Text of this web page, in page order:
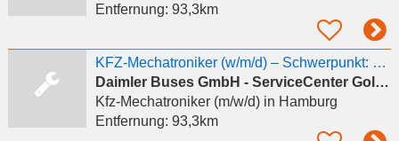
Entfernung: 93,3km
KFZ-Mechatroniker (w/m/d) – Schwerpunkt: Elektrik/Mechanik für Nutzfahrzeugtechnik, Daimler
Daimler Buses GmbH - ServiceCenter Goldberg
Kfz-Mechatroniker (m/w/d)in Hamburg
Entfernung: 93,3km